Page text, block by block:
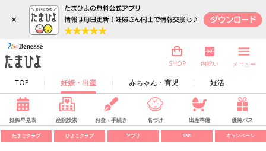
×
TOP 妊娠・出産 赤ちゃん・育児 妊活
SHOP 内祝い メニュー
妊娠早見表 産院検索 お金・手続き 名づけ 出産準備 優待パス
たまごクラブ ひよこクラブ アプリ SNS キャンペーン